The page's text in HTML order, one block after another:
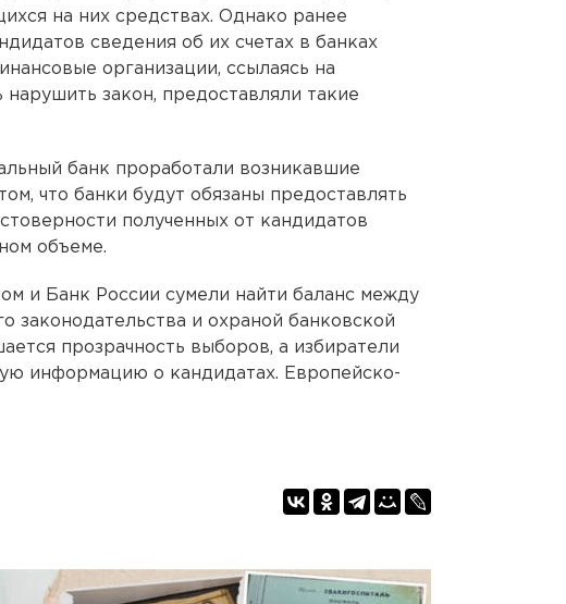
на них средствах. Однако ранее
сведения об их счетах в банках
организации, ссылаясь на
нарушить закон, предоставляли такие
банк проработали возникавшие
что банки будут обязаны предоставлять
полученных от кандидатов
объеме.
и Банк России сумели найти баланс между
законодательства и охраной банковской
прозрачность выборов, а избиратели
информацию о кандидатах. Европейско-